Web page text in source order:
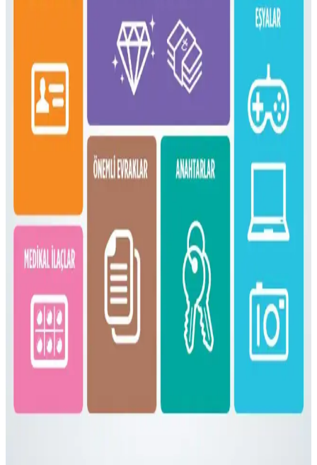
Çeşitli sırt çantalarının kullanım alanları, özellikleri ve onebag
seyahat konseptindeki rolleri incelenerek, ideal çanta seçimi ve
fonksiyonellik dengesi üzerine kapsamlı bilgiler sunulmaktadır.
16 Litrelik Kanken Sırt Çantasıyla 4 Gün 4 Gece
Minimalist Seyahat Planlama
16 litrelik Kanken sırt çantasıyla 4 gün 4 gece minimalist seyahat
için teknoloji, kişisel bakım ve giysi eşyalarının düzenli ve hafif
paketlenmesi anlatılıyor. Beden ve ihtiyaçlara göre esneklik
Fjällräven Kånken 16L ile 15 Günlük Yaz
Fjällräven Kånken 16L sırt çantasıyla 15 günlük yaz seyahati için
hafif ve düzenli paketleme yöntemleri, ergonomik özellikler ve
seyahat deneyimleri detaylandırılıyor.
Gossamer Gear Vagabond Jet: Hafif ve Fonksiyonel
OneBag Seyahat Çantası İncelemesi
Gossamer Gear Vagabond Jet, hafifliği ve koruyucu laptop
bölmesiyle 3-7 günlük seyahatler için ideal. Şehir içi ve doğa
yürüyüşlerinde pratik kullanım sunar, ancak yağmurda ek önlem
gerekebilir.